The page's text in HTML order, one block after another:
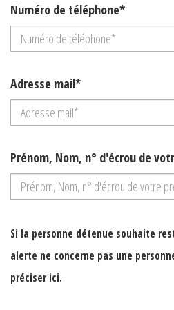
Numéro de téléphone*
Adresse mail*
Prénom, Nom, n° d'écrou de
Si la personne détenue souhaite
alerte ne concerne pas une
préciser ici.